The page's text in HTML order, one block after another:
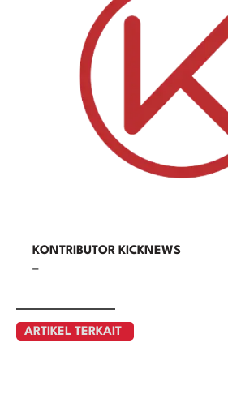
KONTRIBUTOR KICKNEWS
–
ARTIKEL TERKAIT